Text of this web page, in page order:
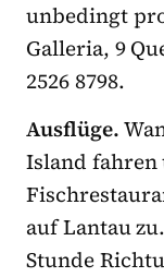
unbedingt
Galleria, 9
2526 8798.
Ausflüge.
Island fahren
auf Lantau
Stunde